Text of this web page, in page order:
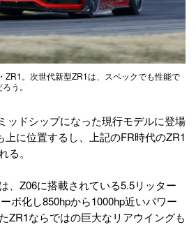
。次世代新型ZR1は、スペックでも性能で
う。
ッドシップになった現行モデルに登場
上に位置するし、上記のFR時代のZR1
る。
、Z06に搭載されている5.5リッター
ボ化し850hpから1000hp近いパワー
ZR1ならではの巨大なリアウイングも